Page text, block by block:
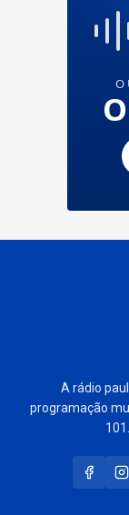
A rádio
programação